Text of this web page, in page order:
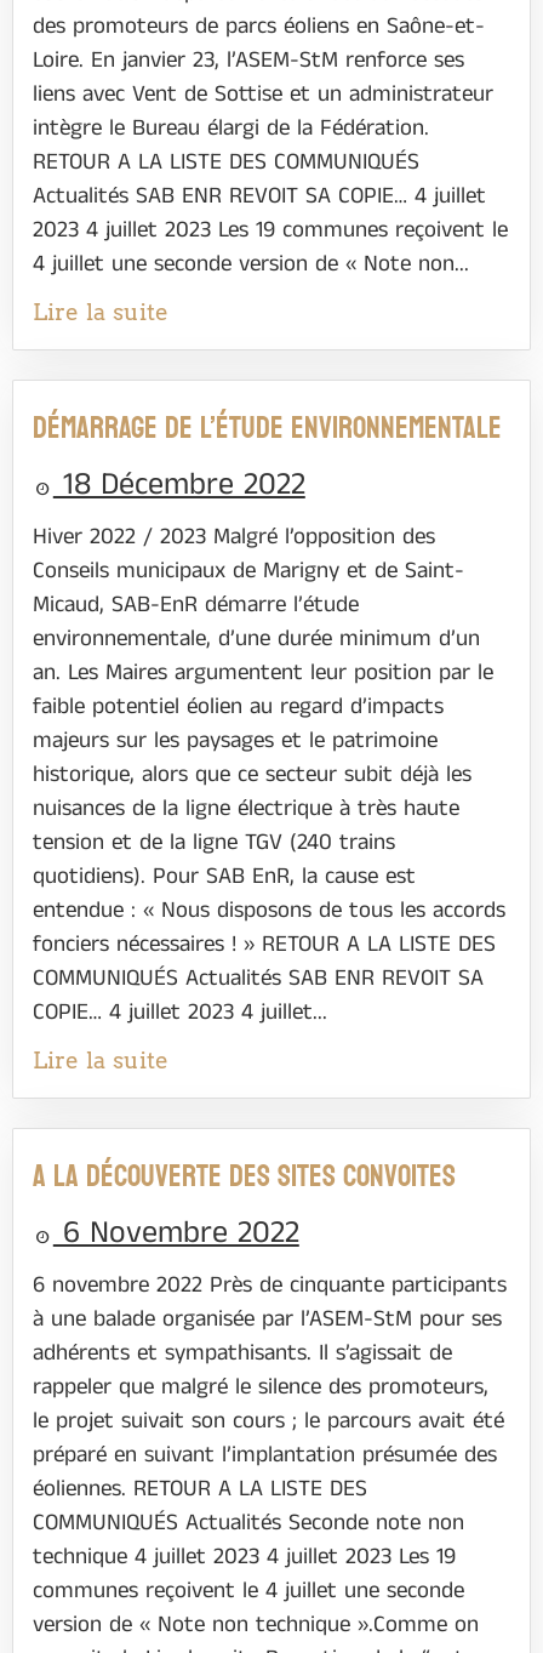
des promoteurs de parcs éoliens en Saône-et-
Loire. En janvier 23, l’ASEM-StM renforce ses
liens avec Vent de Sottise et un administrateur
intègre le Bureau élargi de la Fédération.
RETOUR A LA LISTE DES COMMUNIQUÉS
Actualités SAB ENR REVOIT SA COPIE… 4 juillet
2023 4 juillet 2023 Les 19 communes reçoivent le
4 juillet une seconde version de « Note non...
Lire la suite
Démarrage de l’étude environnementale
18 Décembre 2022
Hiver 2022 / 2023 Malgré l’opposition des
Conseils municipaux de Marigny et de Saint-
Micaud, SAB-EnR démarre l’étude
environnementale, d’une durée minimum d’un
an. Les Maires argumentent leur position par le
faible potentiel éolien au regard d’impacts
majeurs sur les paysages et le patrimoine
historique, alors que ce secteur subit déjà les
nuisances de la ligne électrique à très haute
tension et de la ligne TGV (240 trains
quotidiens). Pour SAB EnR, la cause est
entendue : « Nous disposons de tous les accords
fonciers nécessaires ! » RETOUR A LA LISTE DES
COMMUNIQUÉS Actualités SAB ENR REVOIT SA
COPIE… 4 juillet 2023 4 juillet...
Lire la suite
A LA DÉCOUVERTE DES SITES CONVOITES
6 Novembre 2022
6 novembre 2022 Près de cinquante participants
à une balade organisée par l’ASEM-StM pour ses
adhérents et sympathisants. Il s’agissait de
rappeler que malgré le silence des promoteurs,
le projet suivait son cours ; le parcours avait été
préparé en suivant l’implantation présumée des
éoliennes. RETOUR A LA LISTE DES
COMMUNIQUÉS Actualités Seconde note non
technique 4 juillet 2023 4 juillet 2023 Les 19
communes reçoivent le 4 juillet une seconde
version de « Note non technique ».Comme on